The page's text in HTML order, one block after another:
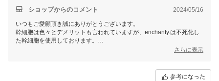
ショップからのコメント 2024/05/16
いつもご愛顧頂き誠にありがとうございます。
幹細胞は色々とデメリットも言われていますが、enchanty.は不死化し
た幹細胞を使用しております。
皆さんが心配がられる検査は、不死化する事により可能となりました。
さらに表示
参考になった